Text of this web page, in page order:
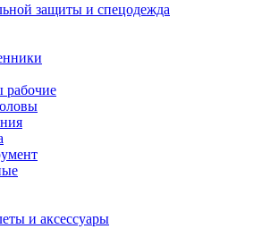
защиты и спецодежда
рабочие
и аксессуары